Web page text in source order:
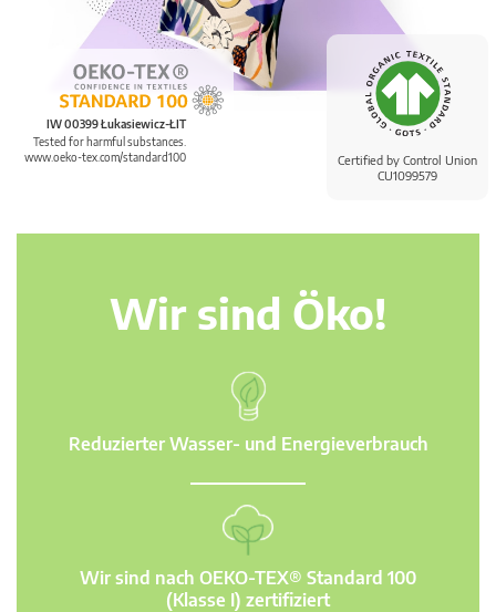
Certified by Control Union
CU1099579
IW 00399 Łukasiewicz-ŁIT
Tested for harmful substances.
www.oeko-tex.com/standard100
Wir sind Öko!
Reduzierter Wasser- und Energieverbrauch
Wir sind nach OEKO-TEX® Standard 100
(Klasse I) zertifiziert